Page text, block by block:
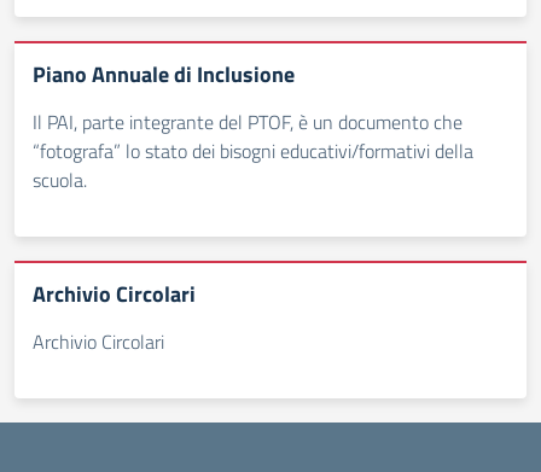
Piano Annuale di Inclusione
Il PAI, parte integrante del PTOF, è un documento che
“fotografa” lo stato dei bisogni educativi/formativi della
scuola.
Archivio Circolari
Archivio Circolari